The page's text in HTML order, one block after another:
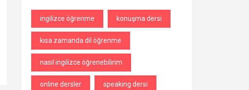
ingilizce öğrenme konuşma dersi
kısa zamanda dil öğrenme
nasıl ingilizce öğrenebilirim
online dersler speaking dersi